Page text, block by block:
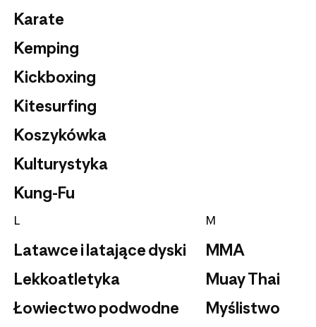
Karate
Kemping
Kickboxing
Kitesurfing
Koszykówka
Kulturystyka
Kung-Fu
L
Latawce i latające dyski
Lekkoatletyka
Łowiectwo podwodne
M
MMA
Muay Thai
Myślistwo